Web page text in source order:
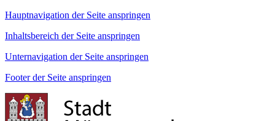
Hauptnavigation der Seite anspringen
Inhaltsbereich der Seite anspringen
Unternavigation der Seite anspringen
Footer der Seite anspringen